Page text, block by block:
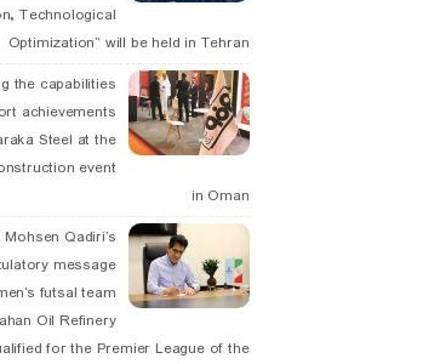
Technological
Optimization” will be held in Tehran
the capabilities
achievements
Steel at the
event
in Oman
Mohsen Qadiri’s
message
futsal team
Oil Refinery
for the Premier League of the